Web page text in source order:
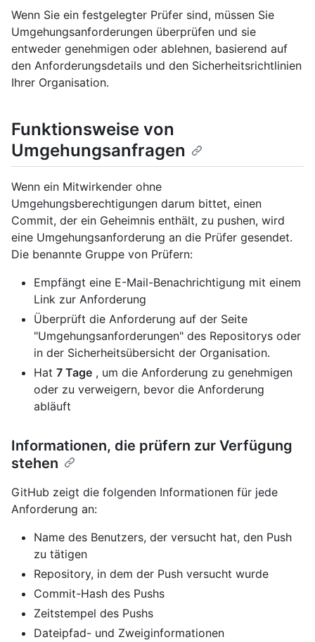
Wenn Sie ein festgelegter Prüfer sind, müssen Sie
Umgehungsanforderungen überprüfen und sie
entweder genehmigen oder ablehnen, basierend auf
den Anforderungsdetails und den Sicherheitsrichtlinien
Ihrer Organisation.
Funktionsweise von
Umgehungsanfragen
Wenn ein Mitwirkender ohne
Umgehungsberechtigungen darum bittet, einen
Commit, der ein Geheimnis enthält, zu pushen, wird
eine Umgehungsanforderung an die Prüfer gesendet.
Die benannte Gruppe von Prüfern:
Empfängt eine E-Mail-Benachrichtigung mit einem
Link zur Anforderung
Überprüft die Anforderung auf der Seite
"Umgehungsanforderungen" des Repositorys oder
in der Sicherheitsübersicht der Organisation.
Hat 7 Tage , um die Anforderung zu genehmigen
oder zu verweigern, bevor die Anforderung
abläuft
Informationen, die prüfern zur Verfügung
stehen
GitHub zeigt die folgenden Informationen für jede
Anforderung an:
Name des Benutzers, der versucht hat, den Push
zu tätigen
Repository, in dem der Push versucht wurde
Commit-Hash des Pushs
Zeitstempel des Pushs
Dateipfad- und Zweiginformationen